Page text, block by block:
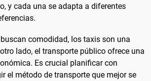
y cada una se adapta a diferentes
comodidad, los taxis son una
lado, el transporte público ofrece una
Es crucial planificar con
el método de transporte que mejor se